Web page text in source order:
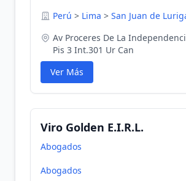
Perú > Lima > San Juan de
Av Proceres De La
Pis 3 Int.301 Ur Can
Ver Más
Viro Golden E.I.R.L.
Abogados
Abogados